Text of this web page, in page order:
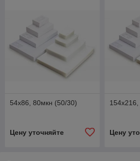
54х86, 80мкн (50/30)
Цену уточняйте Цену